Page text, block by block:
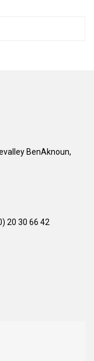
BenAknoun,
20 30 66 42